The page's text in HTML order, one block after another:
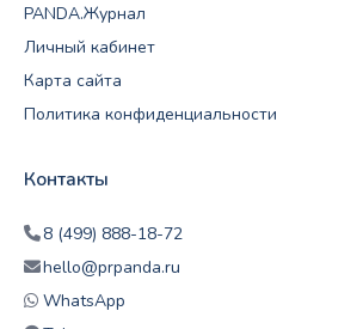
PANDA.Журнал
Личный кабинет
Карта сайта
Политика конфиденциальности
Контакты
8 (499) 888-18-72
hello@prpanda.ru
WhatsApp